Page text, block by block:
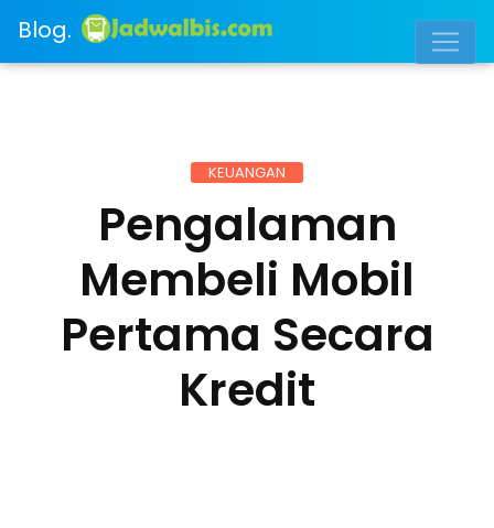
Blog.
KEUANGAN
Pengalaman
Membeli Mobil
Pertama Secara
Kredit